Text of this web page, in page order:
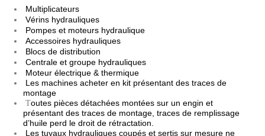
Multiplicateurs
Vérins hydrauliques
Pompes et moteurs hydraulique
Accessoires hydrauliques
Blocs de distribution
Centrale et groupe hydrauliques
Moteur électrique & thermique
Les machines acheter en kit présentant des traces de
montage
Toutes pièces détachées montées sur un engin et
présentant des traces de montage, traces de remplissage
d’huile perd le droit de rétractation.
Les tuyaux hydrauliques coupés et sertis sur mesure ne